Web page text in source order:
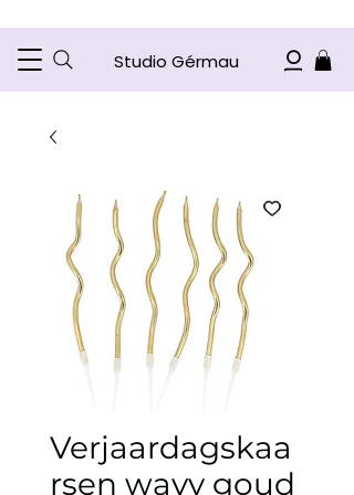
Studio Gérmau
Verjaardagskaa
rsen wavy goud